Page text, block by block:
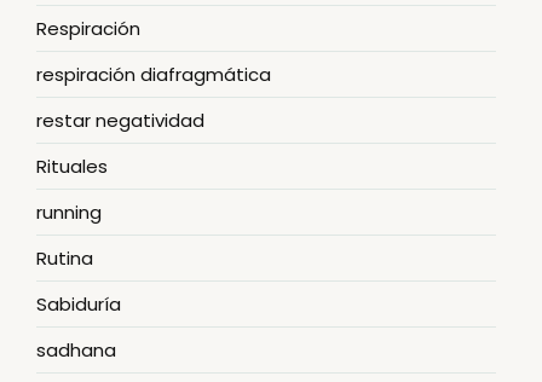
Respiración
respiración diafragmática
restar negatividad
Rituales
running
Rutina
Sabiduría
sadhana